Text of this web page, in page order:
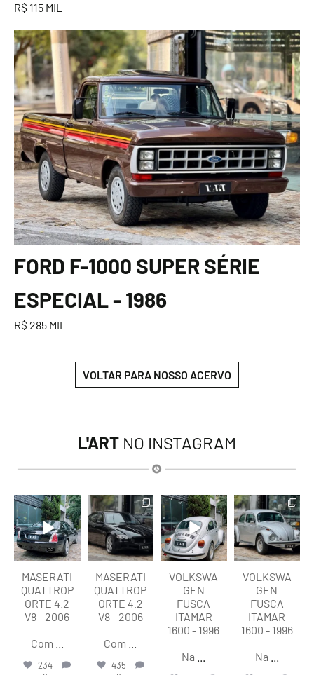
R$ 115 MIL
FORD F-1000 SUPER SÉRIE
ESPECIAL - 1986
R$ 285 MIL
VOLTAR PARA NOSSO ACERVO
L'ART NO INSTAGRAM
lart.br
Ago 6
MASERATI
QUATTROP
ORTE 4.2
V8 - 2006
Com
234
lart.br
Ago 6
MASERATI
QUATTROP
ORTE 4.2
V8 - 2006
Com
435
lart.br
Ago 6
VOLKSWA
GEN
FUSCA
ITAMAR
1600 - 1996
Na
lart.br
Ago 6
VOLKSWA
GEN
FUSCA
ITAMAR
1600 - 1996
Na